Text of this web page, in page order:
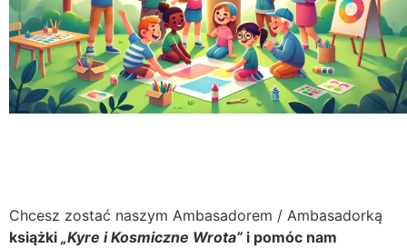
Chcesz zostać naszym Ambasadorem / Ambasadorką
książki „Kyre i Kosmiczne Wrota” i pomóc nam